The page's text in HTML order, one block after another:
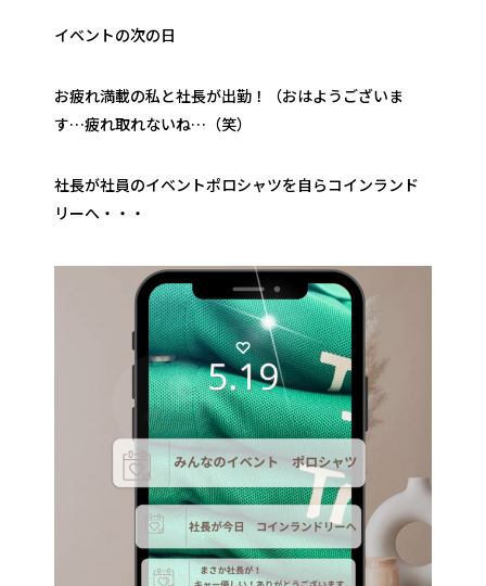
イベントの次の日
お疲れ満載の私と社長が出勤！（おはようございま
す…疲れ取れないね…（笑）
社長が社員のイベントポロシャツを自らコインランド
リーへ・・・